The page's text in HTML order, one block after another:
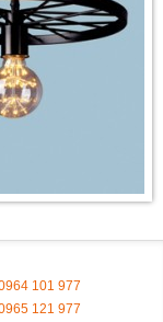
101 977
121 977